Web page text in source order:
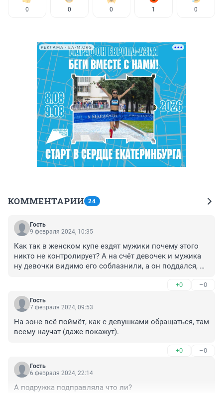
0 0 0 1 0
РЕКЛАМА • EA-M.ORG
КОММЕНТАРИИ 24
Гость
9 февраля 2024, 10:35
Как так в женском купе ездят мужики почему этого
никто не контролирует? А на счёт девочек и мужика
ну девочки видимо его соблазнили, а он поддался,
возрасту вот и у них произошла любоф, а девочки
сейчас очень взросло выглядят с 13 лет даже
взрослей 35 летних, может он и не поверил что им по
+0 –0
Гость
7 февраля 2024, 09:53
На зоне всё поймёт, как с девушками обращаться, там
всему научат (даже покажут).
+0 –0
Гость
6 февраля 2024, 22:14
А подружка подправляла что ли?